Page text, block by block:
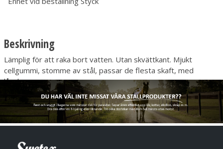
Beskrivning
Lämplig för att raka bort vatten. Utan skvättkant. Mjukt
cellgummi, stomme av stål, passar de flesta skaft, med
låsskruv.